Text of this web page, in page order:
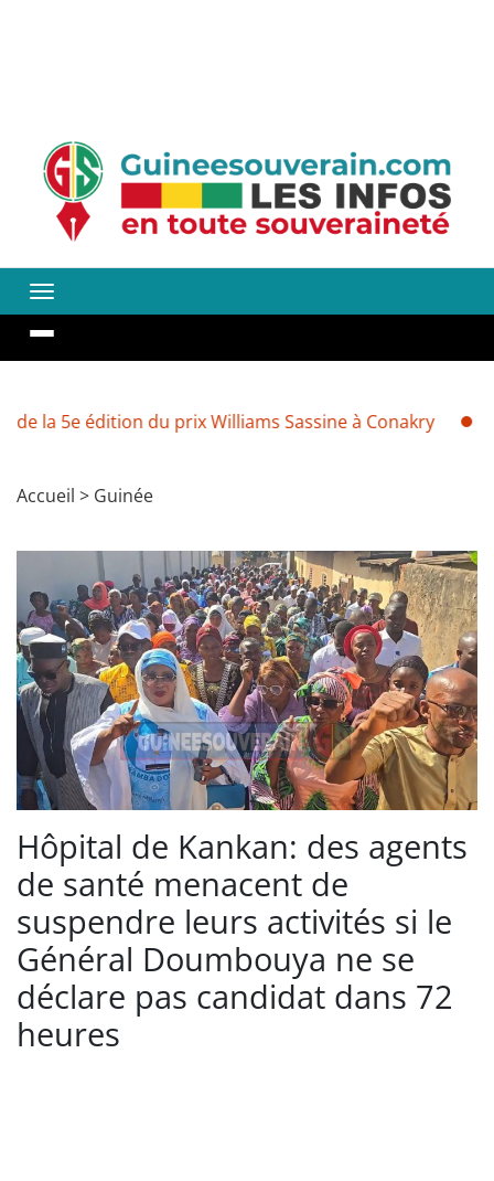
du prix Williams Sassine à Conakry
Accueil > Guinée
Hôpital de Kankan: des agents
de santé menacent de
suspendre leurs activités si le
Général Doumbouya ne se
déclare pas candidat dans 72
heures